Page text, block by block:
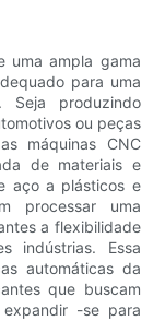
uma ampla gama
para uma
Seja produzindo
ou peças
máquinas CNC
de materiais e
aço a plásticos e
processar uma
a flexibilidade
indústrias. Essa
automáticas da
que buscam
-se para